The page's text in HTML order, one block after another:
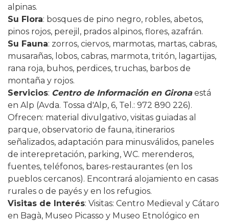
alpinas.
Su Flora: bosques de pino negro, robles, abetos,
pinos rojos, perejil, prados alpinos, flores, azafrán.
Su Fauna: zorros, ciervos, marmotas, martas, cabras,
musarañas, lobos, cabras, marmota, tritón, lagartijas,
rana roja, buhos, perdices, truchas, barbos de
montaña y rojos.
Servicios: Centro de Información en Gironaestá
en Alp (Avda. Tossa d'Alp, 6, Tel.: 972 890 226).
Ofrecen: material divulgativo, visitas guiadas al
parque, observatorio de fauna, itinerarios
señalizados, adaptación para minusválidos, paneles
de interepretación, parking, WC. merenderos,
fuentes, teléfonos, bares-restaurantes (en los
pueblos cercanos). Encontrará alojamiento en casas
rurales o de payés y en los refugios.
Visitas de Interés: Visitas: Centro Medieval y Cátaro
en Bagà, Museo Picasso y Museo Etnológico en